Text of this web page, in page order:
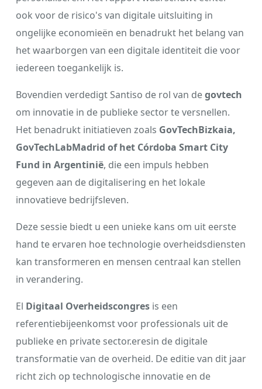
ook voor de risico's van digitale uitsluiting in
ongelijke economieën en benadrukt het belang van
het waarborgen van een digitale identiteit die voor
iedereen toegankelijk is.
Bovendien verdedigt Santiso de rol van degovtech
om innovatie in de publieke sector te versnellen.
Het benadrukt initiatieven zoals GovTechBizkaia,
GovTechLabMadrid of het Córdoba Smart City
Fund in Argentinië, die een impuls hebben
gegeven aan de digitalisering en het lokale
innovatieve bedrijfsleven.
Deze sessie biedt u een unieke kans om uit eerste
hand te ervaren hoe technologie overheidsdiensten
kan transformeren en mensen centraal kan stellen
in verandering.
El Digitaal Overheidscongres is een
referentiebijeenkomst voor professionals uit de
publieke en private sector.eresin de digitale
transformatie van de overheid. De editie van dit jaar
richt zich op technologische innovatie en de